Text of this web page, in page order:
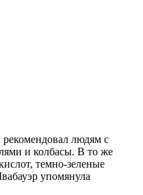
людям с
и колбасы. В то же
темно-зеленые
упомянула